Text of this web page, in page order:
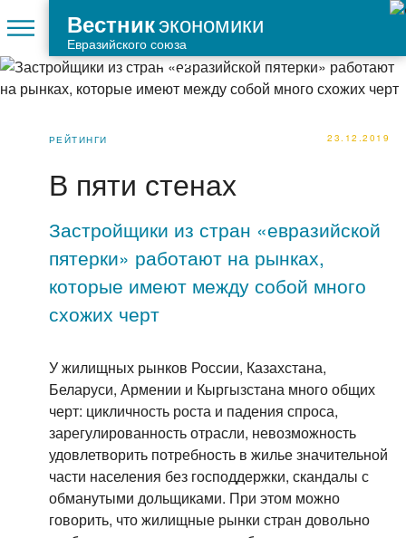
Вестникэкономики
Евразийского союза
РЕЙТИНГИ 23.12.2019
В пяти стенах
Застройщики из стран «евразийской
пятерки» работают на рынках,
которые имеют между собой много
схожих черт
У жилищных рынков России, Казахстана,
Беларуси, Армении и Кыргызстана много общих
черт: цикличность роста и падения спроса,
зарегулированность отрасли, невозможность
удовлетворить потребность в жилье значительной
части населения без господдержки, скандалы с
обманутыми дольщиками. При этом можно
говорить, что жилищные рынки стран довольно